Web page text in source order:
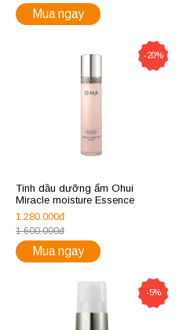
Mua ngay
-20%
Tinh dầu dưỡng ẩm Ohui
Miracle moisture Essence
1.280.000đ
1.600.000đ
Mua ngay
-5%